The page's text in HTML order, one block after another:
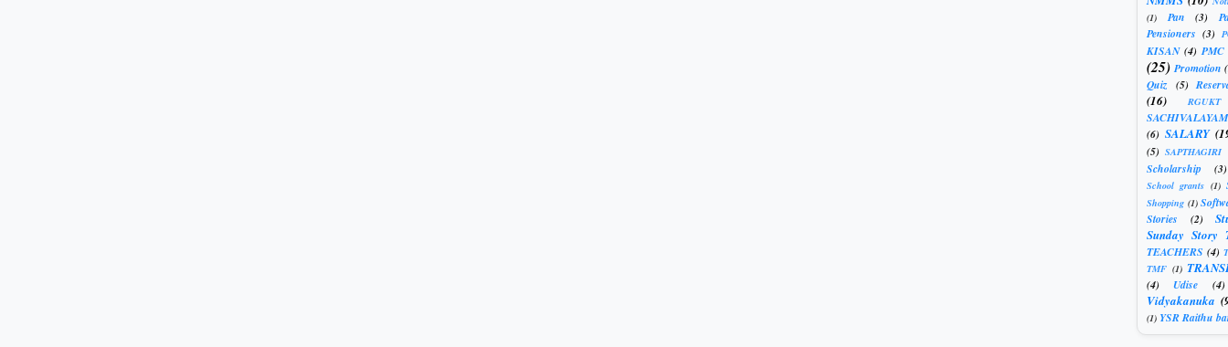
(1)
Pan (3)
Pensioners (3)
KISAN (4) PMC
(25) Promotion
Quiz (5)
(16) RGUKT
SACHIVALAYAM
(6) SALARY
(5) SAPTHAGIRI
Scholarship (3)
School grants (1)
Shopping (1)
Stories
(2)
Sunday Story
TEACHERS (4)
TMF (1)
(4) Udise (4)
Vidyakanuka
(1) YSR Raithu